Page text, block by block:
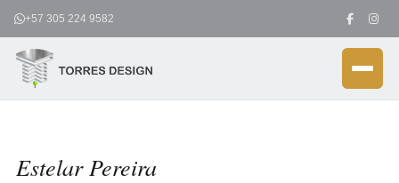
contenido
+57 305 224 9582
Estelar Pereira